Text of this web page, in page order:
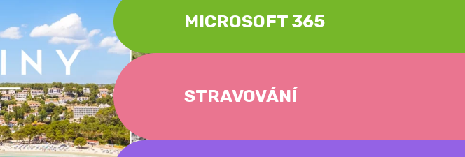
MICROSOFT 365
STRAVOVÁNÍ